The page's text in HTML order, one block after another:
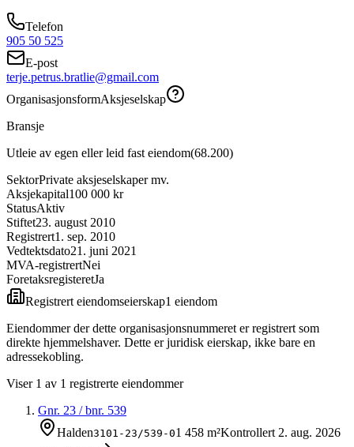
Telefon
905 50 525
E-post
terje.petrus.bratlie@gmail.com
OrganisasjonsformAksjeselskap
Bransje
Utleie av egen eller leid fast eiendom(68.200)
SektorPrivate aksjeselskaper mv.
Aksjekapital100 000 kr
StatusAktiv
Stiftet23. august 2010
Registrert1. sep. 2010
Vedtektsdato21. juni 2021
MVA-registrertNei
ForetaksregisteretJa
Registrert eiendomseierskap1 eiendom
Eiendommer der dette organisasjonsnummeret er registrert som
direkte hjemmelshaver. Dette er juridisk eierskap, ikke bare en
adressekobling.
Viser 1 av 1 registrerte eiendommer
Gnr. 23 / bnr. 539
Halden3101-23/539-01 458 m²Kontrollert2. aug. 2026